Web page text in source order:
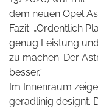
dem neuen Opel
Fazit: „Ordentlich
genug Leistung
zu machen. Der
besser.“
Im Innenraum
geradlinig designt.